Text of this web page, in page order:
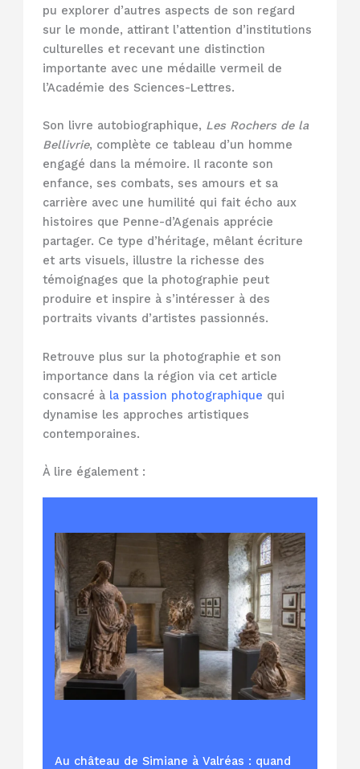
pu explorer d’autres aspects de son regard
sur le monde, attirant l’attention d’institutions
culturelles et recevant une distinction
importante avec une médaille vermeil de
l’Académie des Sciences-Lettres.
Son livre autobiographique, Les Rochers de la
Bellivrie, complète ce tableau d’un homme
engagé dans la mémoire. Il raconte son
enfance, ses combats, ses amours et sa
carrière avec une humilité qui fait écho aux
histoires que Penne-d’Agenais apprécie
partager. Ce type d’héritage, mêlant écriture
et arts visuels, illustre la richesse des
témoignages que la photographie peut
produire et inspire à s’intéresser à des
portraits vivants d’artistes passionnés.
Retrouve plus sur la photographie et son
importance dans la région via cet article
consacré à la passion photographique qui
dynamise les approches artistiques
contemporaines.
À lire également :
Au château de Simiane à Valréas : quand